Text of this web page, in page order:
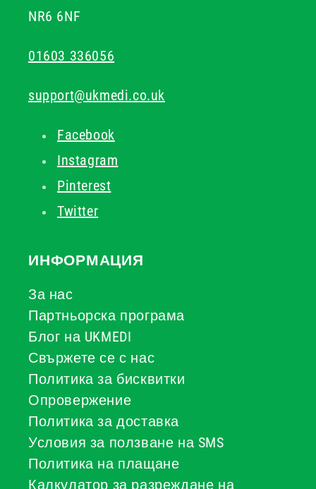
NR6 6NF
01603 336056
support@ukmedi.co.uk
Facebook
Instagram
Pinterest
Twitter
ИНФОРМАЦИЯ
За нас
Партньорска програма
Блог на UKMEDI
Свържете се с нас
Политика за бисквитки
Опровержение
Политика за доставка
Условия за ползване на SMS
Политика на плащане
Калкулатор за разреждане на